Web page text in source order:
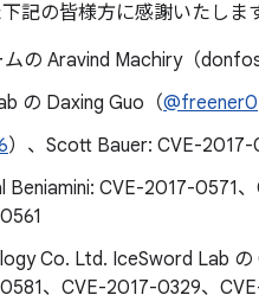
記の皆様方に感謝いたしま
ムの Aravind Machiry（
の Daxing Guo（@freener0
）、Scott Bauer: CVE-2017-
Beniamini: CVE-2017-0571
Co. Ltd. IceSword Lab の
、CVE-2017-0329、